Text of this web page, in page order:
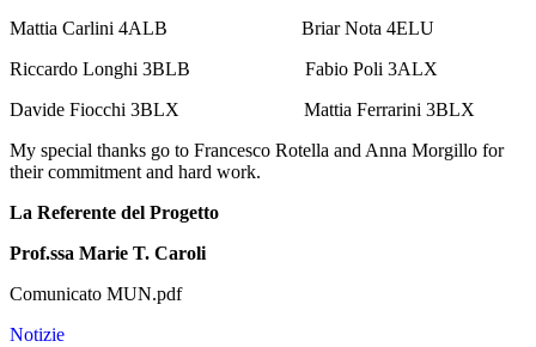
Mattia Carlini 4ALB Briar Nota 4ELU
Riccardo Longhi 3BLB Fabio Poli 3ALX
Davide Fiocchi 3BLX Mattia Ferrarini 3BLX
My special thanks go to Francesco Rotella and Anna Morgillo for
their commitment and hard work.
La Referente del Progetto
Prof.ssa Marie T. Caroli
Comunicato MUN.pdf
Notizie